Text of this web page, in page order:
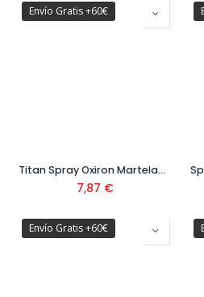
Envío Gratis +60€
Titan Spray Oxiron Martelado S2D 400ml
7,87 €
Envío Gratis +60€